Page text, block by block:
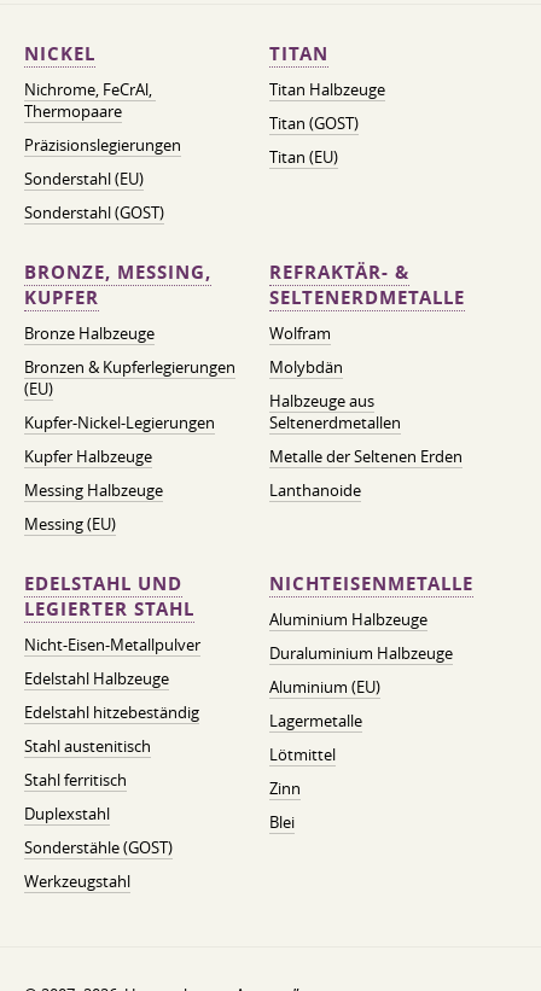
NICKEL
Nichrome, FeСrAl, ​​
Thermopaare
Präzisionslegierungen
Sonderstahl (EU)
Sonderstahl (GOST)
TITAN
Titan Halbzeuge
Titan (GOST)
Titan (EU)
BRONZE, MESSING,
KUPFER
Bronze Halbzeuge
Bronzen & Kupferlegierungen
(EU)
Kupfer-Nickel-Legierungen
Kupfer Halbzeuge
Messing Halbzeuge
Messing (EU)
REFRAKTÄR- &
SELTENERDMETALLE
Wolfram
Molybdän
Halbzeuge aus
Seltenerdmetallen
Metalle der Seltenen Erden
Lanthanoide
EDELSTAHL UND
LEGIERTER STAHL
Nicht-Eisen-Metallpulver
Edelstahl Halbzeuge
Edelstahl hitzebeständig
Stahl austenitisch
Stahl ferritisch
Duplexstahl
Sonderstähle (GOST)
Werkzeugstahl
NICHTEISENMETALLE
Aluminium Halbzeuge
Duraluminium Halbzeuge
Aluminium (EU)
Lagermetalle
Lötmittel
Zinn
Blei